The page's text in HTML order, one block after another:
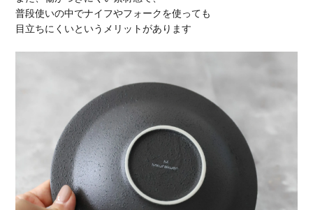
普段使いの中でナイフやフォークを使っても
目立ちにくいというメリットがあります